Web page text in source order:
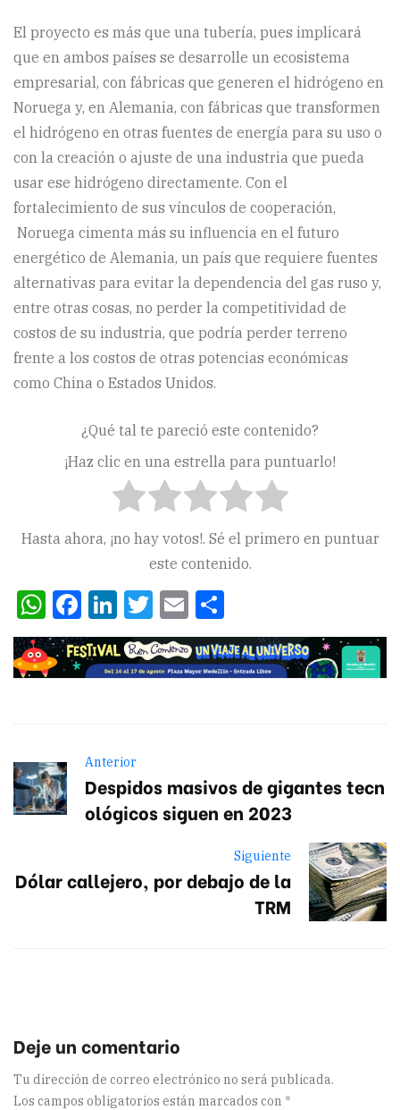
El proyecto es más que una tubería, pues implicará
que en ambos países se desarrolle un ecosistema
empresarial, con fábricas que generen el hidrógeno en
Noruega y, en Alemania, con fábricas que transformen
el hidrógeno en otras fuentes de energía para su uso o
con la creación o ajuste de una industria que pueda
usar ese hidrógeno directamente. Con el
fortalecimiento de sus vínculos de cooperación,
Noruega cimenta más su influencia en el futuro
energético de Alemania, un país que requiere fuentes
alternativas para evitar la dependencia del gas ruso y,
entre otras cosas, no perder la competitividad de
costos de su industria, que podría perder terreno
frente a los costos de otras potencias económicas
como China o Estados Unidos.
¿Qué tal te pareció este contenido?
¡Haz clic en una estrella para puntuarlo!
Hasta ahora, ¡no hay votos!. Sé el primero en puntuar
este contenido.
WhatsApp
Facebook
LinkedIn
Twitter
Email
Anterior
Despidos masivos de gigantes tecn
ológicos siguen en 2023
Siguiente
Dólar callejero, por debajo de la
TRM
Tu dirección de correo electrónico no será publicada.
Los campos obligatorios están marcados con *